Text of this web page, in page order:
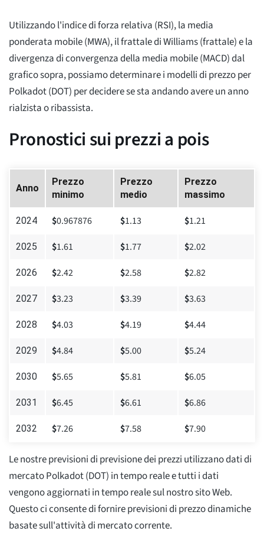
Utilizzando l'indice di forza relativa (RSI), la media
ponderata mobile (MWA), il frattale di Williams (frattale) e la
divergenza di convergenza della media mobile (MACD) dal
grafico sopra, possiamo determinare i modelli di prezzo per
Polkadot (DOT) per decidere se sta andando avere un anno
rialzista o ribassista.
Pronostici sui prezzi a pois
Anno
Prezzo
minimo
Prezzo
medio
Prezzo
massimo
2024 $0.967876 $1.13 $1.21
2025 $1.61 $1.77 $2.02
2026 $2.42 $2.58 $2.82
2027 $3.23 $3.39 $3.63
2028 $4.03 $4.19 $4.44
2029 $4.84 $5.00 $5.24
2030 $5.65 $5.81 $6.05
2031 $6.45 $6.61 $6.86
2032 $7.26 $7.58 $7.90
Le nostre previsioni di previsione dei prezzi utilizzano dati di
mercato Polkadot (DOT) in tempo reale e tutti i dati
vengono aggiornati in tempo reale sul nostro sito Web.
Questo ci consente di fornire previsioni di prezzo dinamiche
basate sull'attività di mercato corrente.